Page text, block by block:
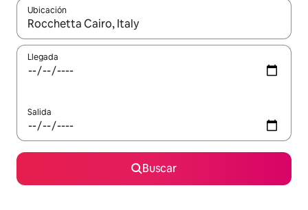
Ubicación
Cuando los resultados estén disponibles, podrás navegar
Llegada
Salida
Buscar